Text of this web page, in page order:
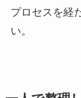
プロセスを経
い。